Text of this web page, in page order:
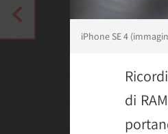
iPhone SE 4
di